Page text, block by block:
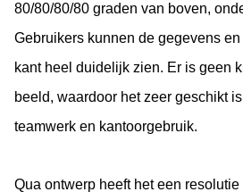
80/80/80/80 graden van boven,
Gebruikers kunnen de gegevens
kant heel duidelijk zien. Er is geen
beeld, waardoor het zeer geschikt
teamwerk en kantoorgebruik.
Qua ontwerp heeft het een